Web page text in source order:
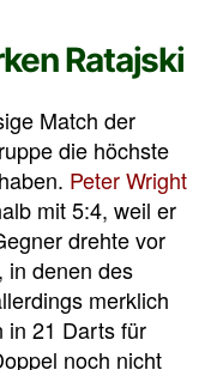
Ratajski
Match der
die höchste
Peter Wright
mit 5:4, weil er
drehte vor
in denen des
merklich
in 21 Darts für
noch nicht